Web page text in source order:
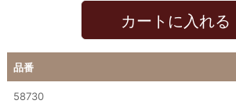
カートに入れる
品番
58730